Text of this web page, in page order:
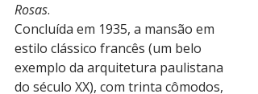
Rosas.
Concluída em 1935, a mansão em
estilo clássico francês (um belo
exemplo da arquitetura paulistana
do século XX), com trinta cômodos,